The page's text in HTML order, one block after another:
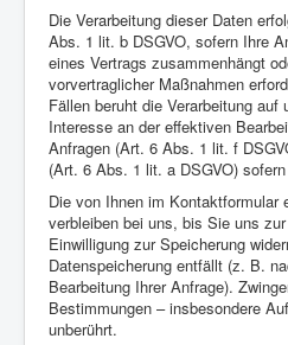
Die Verarbeitung dieser Daten
Abs. 1 lit. b DSGVO, sofern Ihre
eines Vertrags zusammenhängt
vorvertraglicher Maßnahmen
Fällen beruht die Verarbeitung auf
Interesse an der effektiven
Anfragen (Art. 6 Abs. 1 lit. f
(Art. 6 Abs. 1 lit. a DSGVO)
Die von Ihnen im Kontaktformular
verbleiben bei uns, bis Sie uns
Einwilligung zur Speicherung
Datenspeicherung entfällt (z. B.
Bearbeitung Ihrer Anfrage).
Bestimmungen – insbesondere
unberührt.